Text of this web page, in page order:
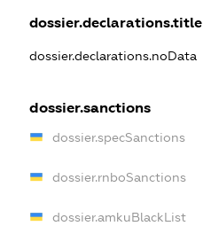
dossier.declarations.title
dossier.declarations.noData
dossier.sanctions
dossier.specSanctions
dossier.rnboSanctions
dossier.amkuBlackList